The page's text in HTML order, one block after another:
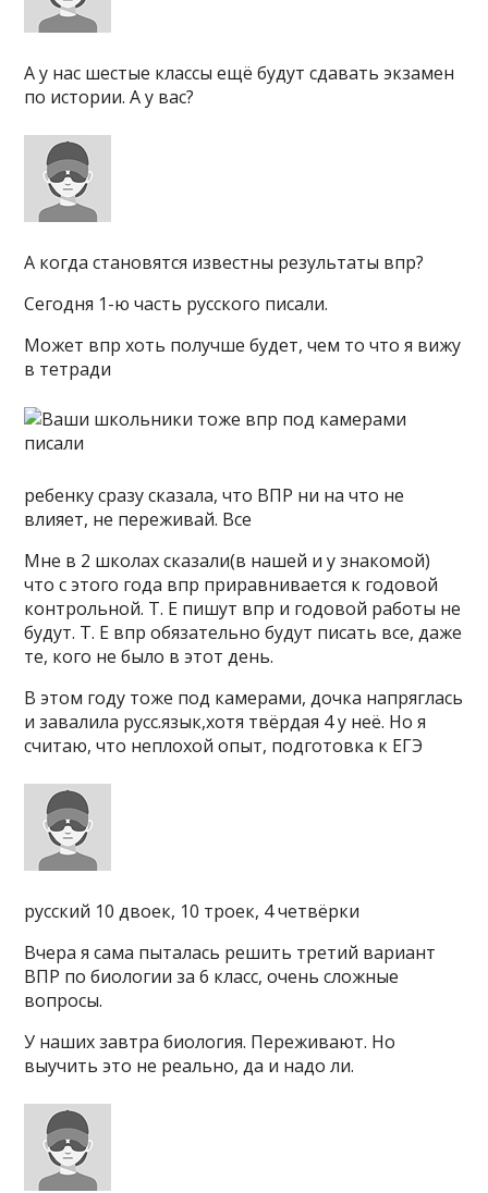
А у нас шестые классы ещё будут сдавать экзамен
по истории. А у вас?
А когда становятся известны результаты впр?
Сегодня 1-ю часть русского писали.
Может впр хоть получше будет, чем то что я вижу
в тетради
ребенку сразу сказала, что ВПР ни на что не
влияет, не переживай. Все
Мне в 2 школах сказали(в нашей и у знакомой)
что с этого года впр приравнивается к годовой
контрольной. Т. Е пишут впр и годовой работы не
будут. Т. Е впр обязательно будут писать все, даже
те, кого не было в этот день.
В этом году тоже под камерами, дочка напряглась
и завалила русс.язык,хотя твёрдая 4 у неё. Но я
считаю, что неплохой опыт, подготовка к ЕГЭ
русский 10 двоек, 10 троек, 4 четвёрки
Вчера я сама пыталась решить третий вариант
ВПР по биологии за 6 класс, очень сложные
вопросы.
У наших завтра биология. Переживают. Но
выучить это не реально, да и надо ли.